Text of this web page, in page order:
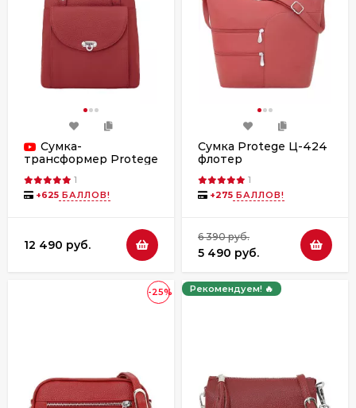
Сумка-
трансформер Protege
1
+625 БАЛЛОВ!
12 490 руб.
Сумка Protege Ц-424
флотер
1
+275 БАЛЛОВ!
6 390 руб.
5 490 руб.
-25% Рекомендуем! 🔥